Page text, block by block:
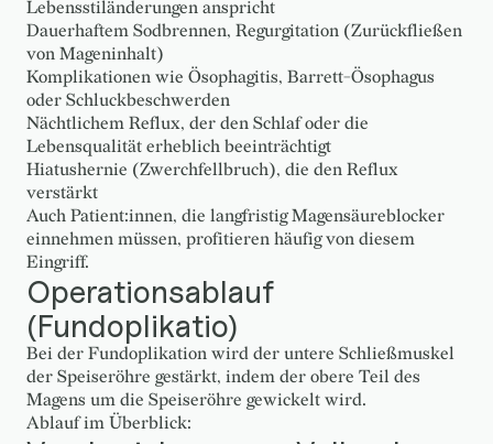
Lebensstiländerungen anspricht
Dauerhaftem Sodbrennen, Regurgitation (Zurückfließen
von Mageninhalt)
Komplikationen wie Ösophagitis, Barrett-Ösophagus
oder Schluckbeschwerden
Nächtlichem Reflux, der den Schlaf oder die
Lebensqualität erheblich beeinträchtigt
Hiatushernie (Zwerchfellbruch), die den Reflux
verstärkt
Auch Patient:innen, die langfristig Magensäureblocker
einnehmen müssen, profitieren häufig von diesem
Eingriff.
Operationsablauf
(Fundoplikatio)
Bei der Fundoplikation wird der untere Schließmuskel
der Speiseröhre gestärkt, indem der obere Teil des
Magens um die Speiseröhre gewickelt wird.
Ablauf im Überblick: